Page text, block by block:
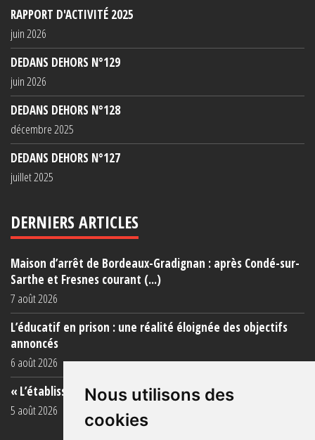
Nous utilisons des
cookies
RAPPORT D'ACTIVITÉ 2025
juin 2026
DEDANS DEHORS N°129
juin 2026
DEDANS DEHORS N°128
décembre 2025
DEDANS DEHORS N°127
juillet 2025
DERNIERS ARTICLES
Maison d’arrêt de Bordeaux-Gradignan : après Condé-sur-
Sarthe et Fresnes courant (...)
7 août 2026
L’éducatif en prison : une réalité éloignée des objectifs
annoncés
6 août 2026
« L’établissement est une porcherie totale »
5 août 2026